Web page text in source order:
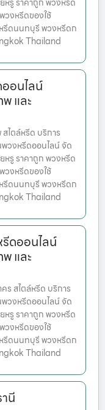
งหรีดของใช้
รีดนนทบุรี พวงหรีดก
Thailand
อนไลน์
และ
ไตล์หรีด บริการ
วงหรีดออนไลน์ จัด
หรู ราคาถูก พวงหรีด
งหรีดของใช้
รีดนนทบุรี พวงหรีดก
Thailand
ดออนไลน์
และ
สไตล์หรีด บริการ
วงหรีดออนไลน์ จัด
หรู ราคาถูก พวงหรีด
งหรีดของใช้
รีดนนทบุรี พวงหรีดก
Thailand
นี